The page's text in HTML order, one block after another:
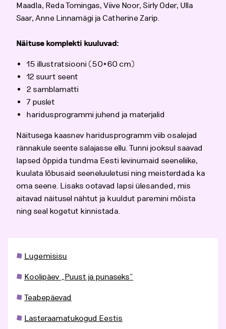
Maadla, Reda Tomingas, Viive Noor, Sirly Oder, Ulla
Saar, Anne Linnamägi ja Catherine Zarip.
Näituse komplekti kuuluvad:
15 illustratsiooni (50×60 cm)
12 suurt seent
2 samblamatti
7 puslet
haridusprogrammi juhend ja materjalid
Näitusega kaasnev haridusprogramm viib osalejad
rännakule seente salajasse ellu. Tunni jooksul saavad
lapsed õppida tundma Eesti levinumaid seeneliike,
kuulata lõbusaid seeneluuletusi ning meisterdada ka
oma seene. Lisaks ootavad lapsi ülesanded, mis
aitavad näitusel nähtut ja kuuldut paremini mõista
ning seal kogetut kinnistada.
Lugemisisu
Koolipäev „Puust ja punaseks”
Teabepäevad
Lasteraamatukogud Eestis